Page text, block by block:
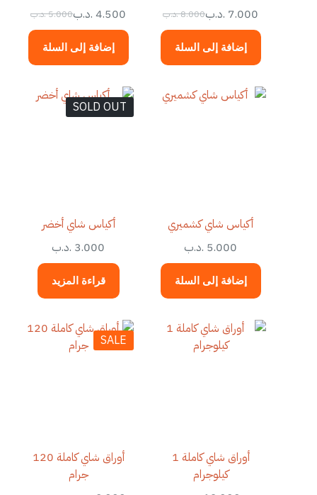
8.000.د.ب 7.000 .د.ب
إضافة إلى السلة
5.000.د.ب 4.500 .د.ب
إضافة إلى السلة
أكياس شاي كشميري
5.000 .د.ب
إضافة إلى السلة
SOLD OUT
أكياس شاي أخضر
3.000 .د.ب
قراءة المزيد
أوراق شاي كاملة 1
كيلوجرام
SALE
أوراق شاي كاملة 120
جرام